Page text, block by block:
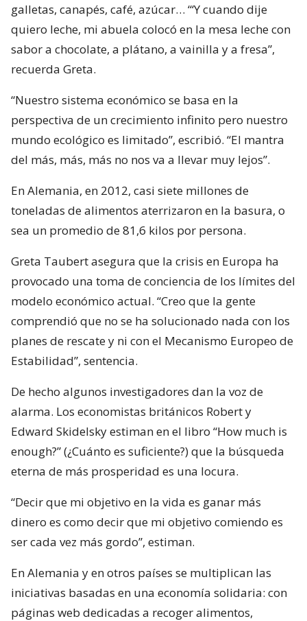
galletas, canapés, café, azúcar… “‘Y cuando dije
quiero leche, mi abuela colocó en la mesa leche con
sabor a chocolate, a plátano, a vainilla y a fresa”,
recuerda Greta.
“Nuestro sistema económico se basa en la
perspectiva de un crecimiento infinito pero nuestro
mundo ecológico es limitado”, escribió. “El mantra
del más, más, más no nos va a llevar muy lejos”.
En Alemania, en 2012, casi siete millones de
toneladas de alimentos aterrizaron en la basura, o
sea un promedio de 81,6 kilos por persona.
Greta Taubert asegura que la crisis en Europa ha
provocado una toma de conciencia de los límites del
modelo económico actual. “Creo que la gente
comprendió que no se ha solucionado nada con los
planes de rescate y ni con el Mecanismo Europeo de
Estabilidad”, sentencia.
De hecho algunos investigadores dan la voz de
alarma. Los economistas británicos Robert y
Edward Skidelsky estiman en el libro “How much is
enough?” (¿Cuánto es suficiente?) que la búsqueda
eterna de más prosperidad es una locura.
“Decir que mi objetivo en la vida es ganar más
dinero es como decir que mi objetivo comiendo es
ser cada vez más gordo”, estiman.
En Alemania y en otros países se multiplican las
iniciativas basadas en una economía solidaria: con
páginas web dedicadas a recoger alimentos,